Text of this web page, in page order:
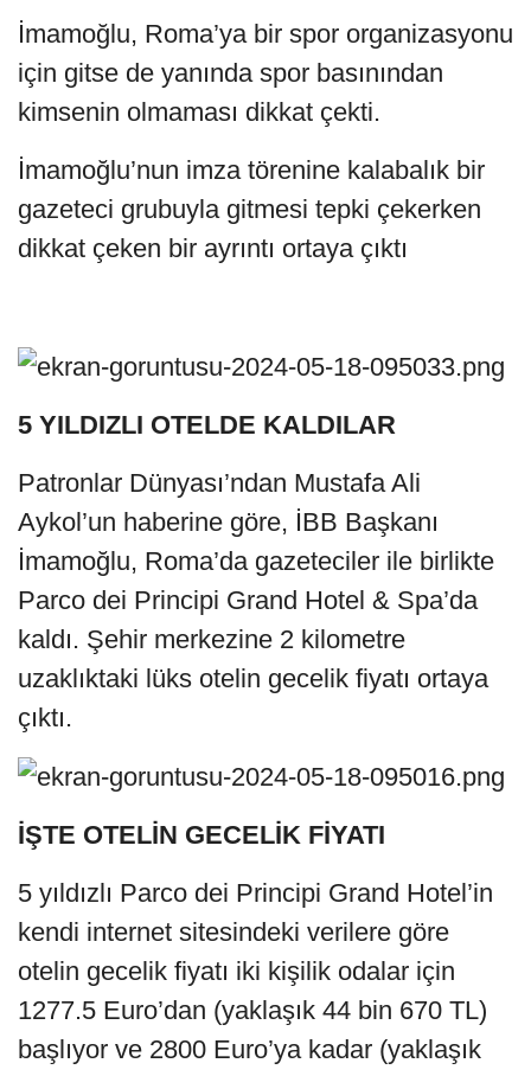
İmamoğlu, Roma’ya bir spor organizasyonu
için gitse de yanında spor basınından
kimsenin olmaması dikkat çekti.
İmamoğlu’nun imza törenine kalabalık bir
gazeteci grubuyla gitmesi tepki çekerken
dikkat çeken bir ayrıntı ortaya çıktı
5 YILDIZLI OTELDE KALDILAR
Patronlar Dünyası’ndan Mustafa Ali
Aykol’un haberine göre, İBB Başkanı
İmamoğlu, Roma’da gazeteciler ile birlikte
Parco dei Principi Grand Hotel & Spa’da
kaldı. Şehir merkezine 2 kilometre
uzaklıktaki lüks otelin gecelik fiyatı ortaya
çıktı.
İŞTE OTELİN GECELİK FİYATI
5 yıldızlı Parco dei Principi Grand Hotel’in
kendi internet sitesindeki verilere göre
otelin gecelik fiyatı iki kişilik odalar için
1277.5 Euro’dan (yaklaşık 44 bin 670 TL)
başlıyor ve 2800 Euro’ya kadar (yaklaşık